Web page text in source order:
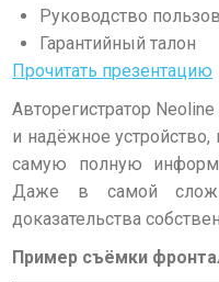
Руководство
Гарантийный талон
Прочитать презентацию
Авторегистратор
и надёжное
самую полную
Даже в самой
доказательства
Пример съёмки